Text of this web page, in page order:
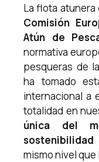
La flota atunera
Comisión
Atún de
normativa
pesqueras de
ha tomado
internacional a
totalidad en
única del
sostenibilidad
mismo nivel que